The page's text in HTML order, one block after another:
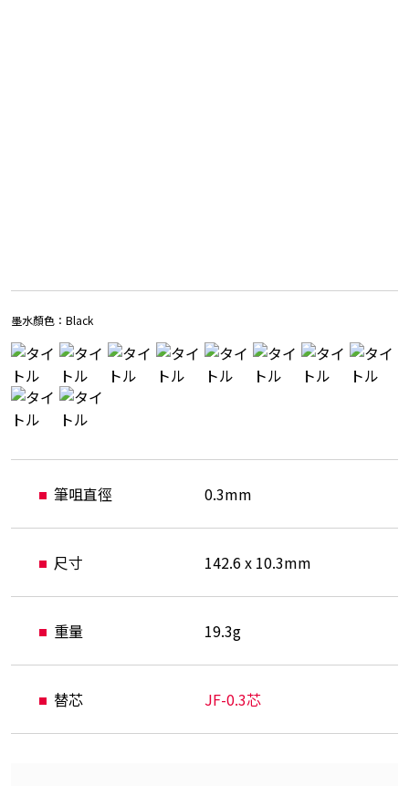
墨水顏色： Black
筆咀直徑 0.3mm
尺寸 142.6 x 10.3mm
重量 19.3g
替芯 JF-0.3芯